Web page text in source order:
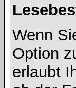
Wenn
Option
erlaubt